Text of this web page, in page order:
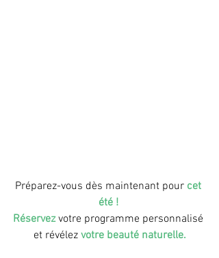
Préparez-vous dès maintenant pour cet
été !
Réservez votre programme personnalisé
et révélez votre beauté naturelle.